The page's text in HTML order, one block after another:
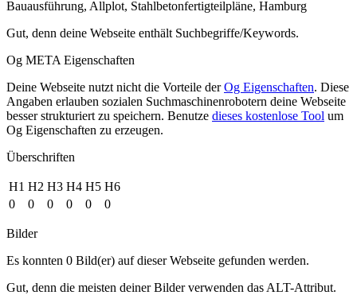
Bauausführung, Allplot, Stahlbetonfertigteilpläne, Hamburg
Gut, denn deine Webseite enthält Suchbegriffe/Keywords.
Og META Eigenschaften
Deine Webseite nutzt nicht die Vorteile derOg Eigenschaften. Diese
Angaben erlauben sozialen Suchmaschinenrobotern deine Webseite
besser strukturiert zu speichern. Benutze dieses kostenlose Tool um
Og Eigenschaften zu erzeugen.
Überschriften
H1 H2 H3 H4 H5 H6
0
0 0 0 0 0
Bilder
Es konnten 0 Bild(er) auf dieser Webseite gefunden werden.
Gut, denn die meisten deiner Bilder verwenden das ALT-Attribut.